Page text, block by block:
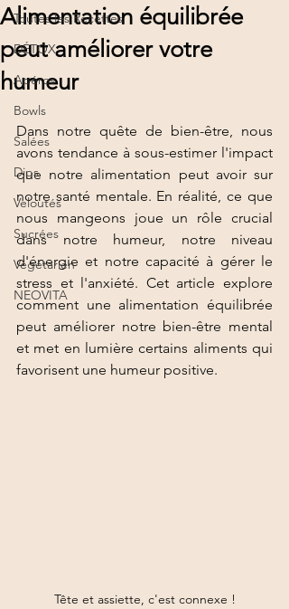
Toutes les Recettes
DÉTOX
Apéros
Bowls
Salées
Dips
Veloutés
Sucrées
Végétarien
NEOVITA
Alimentation équilibrée
peut améliorer votre
humeur
Dans notre quête de bien-être, nous
avons tendance à sous-estimer l'impact
que notre alimentation peut avoir sur
notre santé mentale. En réalité, ce que
nous mangeons joue un rôle crucial
dans notre humeur, notre niveau
d'énergie et notre capacité à gérer le
stress et l'anxiété. Cet article explore
comment une alimentation équilibrée
peut améliorer notre bien-être mental
et met en lumière certains aliments qui
favorisent une humeur positive.
Tête et assiette, c'est connexe !